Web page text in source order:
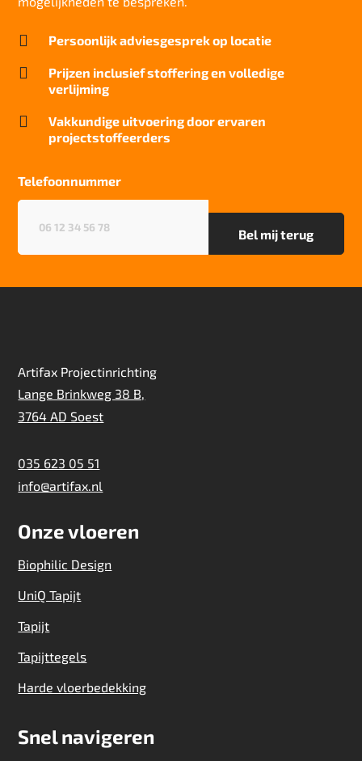
21 dB
Brandwerend
Bfl-S1
Kwaliteitslabel GUT
93EACA67
sterk
Project gebruik
zwaar
 Persoonlijk adviesgesprek op locatie

Prijzen inclusief stoffering en volledige
verlijming

Vakkundige uitvoering door ervaren
projectstoffeerders
Telefoonnummer
Artifax Projectinrichting
Lange Brinkweg 38 B,
3764 AD Soest
035 623 05 51
info@artifax.nl
Onze vloeren
Biophilic Design
UniQ Tapijt
Tapijt
Tapijttegels
Harde vloerbedekking
Snel navigeren